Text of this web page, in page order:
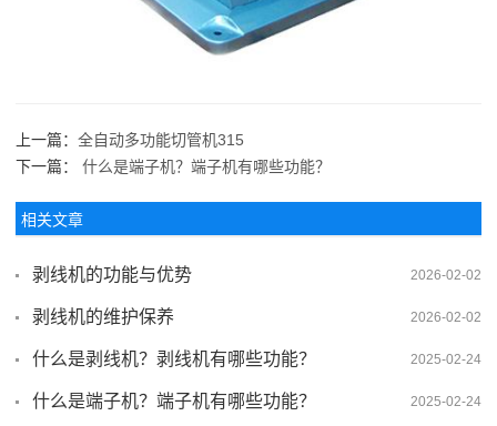
上一篇： 全自动多功能切管机315
下一篇： 什么是端子机？端子机有哪些功能？
相关文章
2026-02-02
剥线机的功能与优势
2026-02-02
剥线机的维护保养
2025-02-24
什么是剥线机？剥线机有哪些功能？
2025-02-24
什么是端子机？端子机有哪些功能？